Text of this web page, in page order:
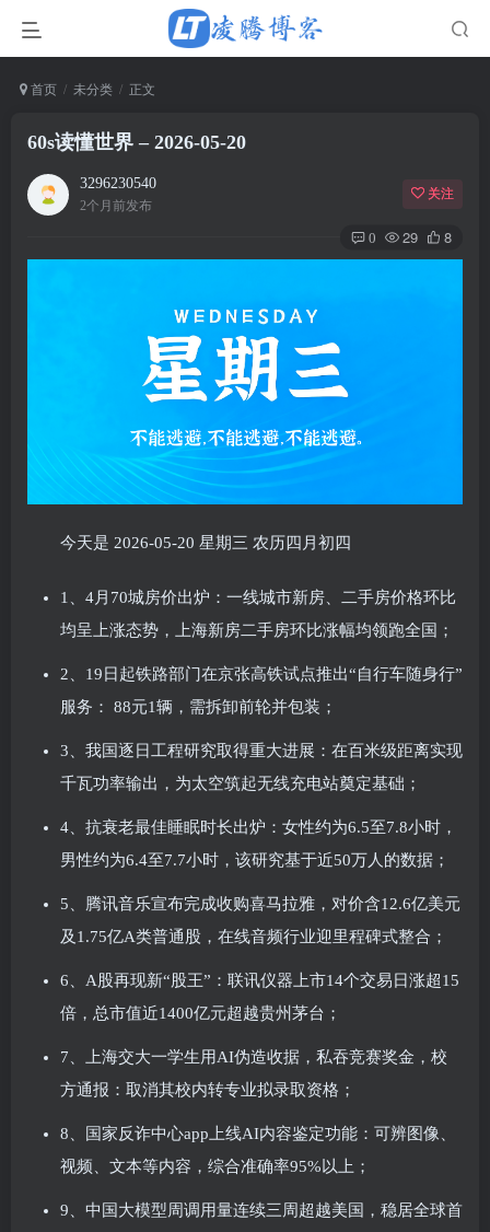
首页 未分类 正文
60s读懂世界 – 2026-05-20
3296230540
2个月前发布
关注
0 29 8
今天是 2026-05-20 星期三 农历四月初四
1、4月70城房价出炉：一线城市新房、二手房价格环比
均呈上涨态势，上海新房二手房环比涨幅均领跑全国；
2、19日起铁路部门在京张高铁试点推出“自行车随身行”
服务： 88元1辆，需拆卸前轮并包装；
3、我国逐日工程研究取得重大进展：在百米级距离实现
千瓦功率输出，为太空筑起无线充电站奠定基础；
4、抗衰老最佳睡眠时长出炉：女性约为6.5至7.8小时，
男性约为6.4至7.7小时，该研究基于近50万人的数据；
5、腾讯音乐宣布完成收购喜马拉雅，对价含12.6亿美元
及1.75亿A类普通股，在线音频行业迎里程碑式整合；
6、A股再现新“股王”：联讯仪器上市14个交易日涨超15
倍，总市值近1400亿元超越贵州茅台；
7、上海交大一学生用AI伪造收据，私吞竞赛奖金，校
方通报：取消其校内转专业拟录取资格；
8、国家反诈中心app上线AI内容鉴定功能：可辨图像、
视频、文本等内容，综合准确率95%以上；
9、中国大模型周调用量连续三周超越美国，稳居全球首